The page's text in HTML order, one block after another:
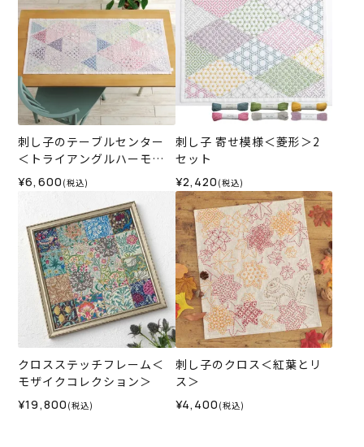
刺し子のテーブルセンター
＜トライアングルハーモニ
ー＞
¥6,600 (税込)
刺し子 寄せ模様＜菱形＞2
セット
¥2,420 (税込)
クロスステッチフレーム＜
モザイクコレクション＞
¥19,800 (税込)
刺し子のクロス＜紅葉とリ
ス＞
¥4,400 (税込)